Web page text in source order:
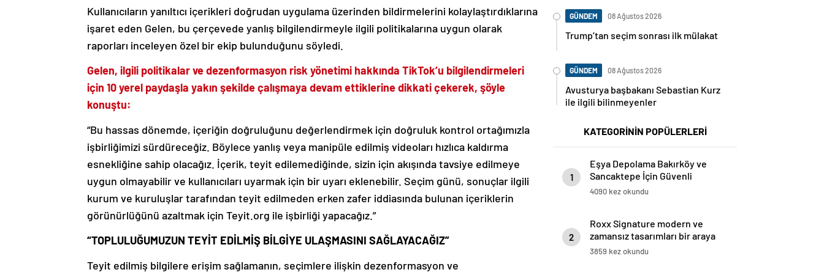
Kullanıcıların yanıltıcı içerikleri doğrudan uygulama üzerinden bildirmelerini kolaylaştırdıklarına
işaret eden Gelen, bu çerçevede yanlış bilgilendirmeyle ilgili politikalarına uygun olarak
raporları inceleyen özel bir ekip bulunduğunu söyledi.
Gelen, ilgili politikalar ve dezenformasyon risk yönetimi hakkında TikTok’u bilgilendirmeleri
için 10 yerel paydaşla yakın şekilde çalışmaya devam ettiklerine dikkati çekerek, şöyle
konuştu:
“Bu hassas dönemde, içeriğin doğruluğunu değerlendirmek için doğruluk kontrol ortağımızla
işbirliğimizi sürdüreceğiz. Böylece yanlış veya manipüle edilmiş videoları hızlıca kaldırma
esnekliğine sahip olacağız. İçerik, teyit edilemediğinde, sizin için akışında tavsiye edilmeye
uygun olmayabilir ve kullanıcıları uyarmak için bir uyarı eklenebilir. Seçim günü, sonuçlar ilgili
kurum ve kuruluşlar tarafından teyit edilmeden erken zafer iddiasında bulunan içeriklerin
görünürlüğünü azaltmak için Teyit.org ile işbirliği yapacağız.”
“TOPLULUĞUMUZUN TEYİT EDİLMİŞ BİLGİYE ULAŞMASINI SAĞLAYACAĞIZ”
Teyit edilmiş bilgilere erişim sağlamanın, seçimlere ilişkin dezenformasyon ve
GÜNDEM 08 Ağustos 2026
Trump’tan seçim sonrası ilk mülakat
GÜNDEM 08 Ağustos 2026
Avusturya başbakanı Sebastian Kurz
ile ilgili bilinmeyenler
KATEGORİNİN POPÜLERLERİ
1
Eşya Depolama Bakırköy ve
Sancaktepe İçin Güvenli
İklimlendirmeli Çözüm
4090 kez okundu
2
Roxx Signature modern ve
zamansız tasarımları bir araya
getiriyor
3859 kez okundu